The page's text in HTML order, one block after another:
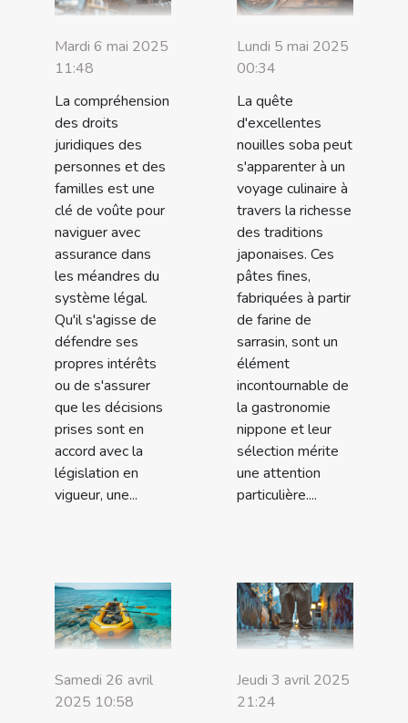
Mardi 6 mai 2025
11:48
La compréhension
des droits
juridiques des
personnes et des
familles est une
clé de voûte pour
naviguer avec
assurance dans
les méandres du
système légal.
Qu'il s'agisse de
défendre ses
propres intérêts
ou de s'assurer
que les décisions
prises sont en
accord avec la
législation en
vigueur, une...
Lundi 5 mai 2025
00:34
La quête
d'excellentes
nouilles soba peut
s'apparenter à un
voyage culinaire à
travers la richesse
des traditions
japonaises. Ces
pâtes fines,
fabriquées à partir
de farine de
sarrasin, sont un
élément
incontournable de
la gastronomie
nippone et leur
sélection mérite
une attention
particulière....
Samedi 26 avril
2025 10:58
Jeudi 3 avril 2025
21:24